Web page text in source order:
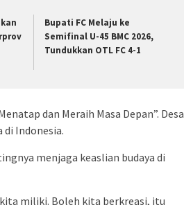
Bupati FC Melaju ke
Semifinal U-45 BMC 2026,
Tundukkan OTL FC 4-1
dan Meraih Masa Depan”. Desa
di Indonesia.
menjaga keaslian budaya di
miliki. Boleh kita berkreasi, itu